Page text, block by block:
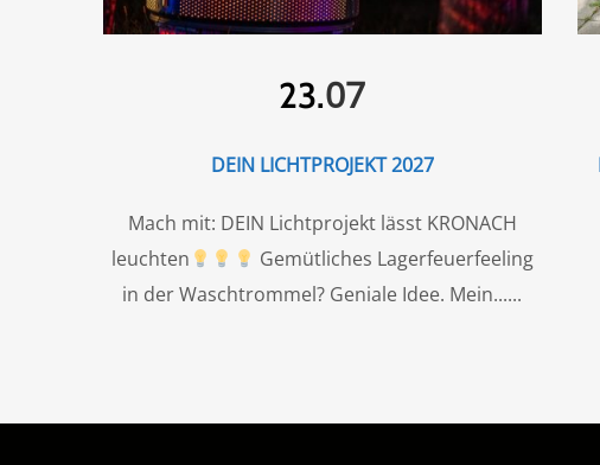
23.07
DEIN LICHTPROJEKT 2027
Mach mit: DEIN Lichtprojekt lässt KRONACH
leuchten
Gemütliches Lagerfeuerfeeling
in der Waschtrommel? Geniale Idee. Mein...